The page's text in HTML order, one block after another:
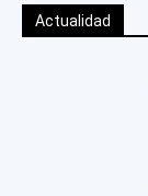
Actualidad